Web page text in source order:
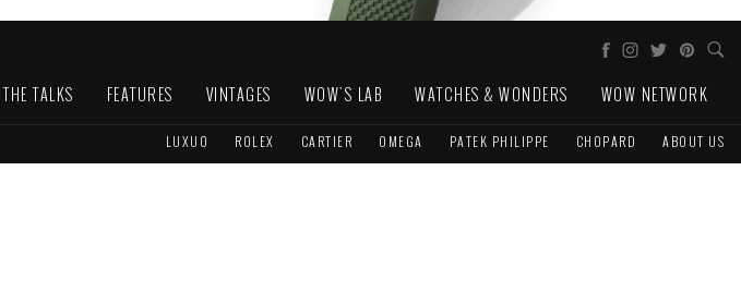
THE TALKS FEATURES VINTAGES WOW'S LAB WATCHES & WONDERS WOW NETWORK
LUXUO ROLEX CARTIER OMEGA PATEK PHILIPPE CHOPARD ABOUT US